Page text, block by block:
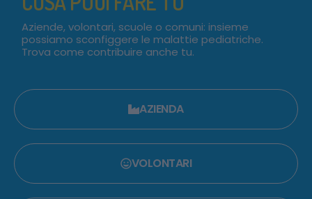
Aziende, volontari, scuole o comuni: insieme
possiamo sconfiggere le malattie pediatriche.
Trova come contribuire anche tu.
AZIENDA
VOLONTARI